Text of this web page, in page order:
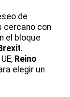
de
cercano con
el bloque
.
Reino
elegir un